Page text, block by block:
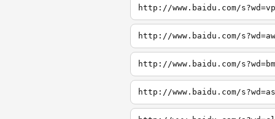
http://www.baidu.com/
http://www.baidu.com/
http://www.baidu.com/
http://www.baidu.com/